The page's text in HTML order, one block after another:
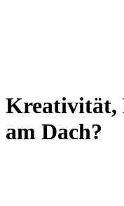
Kreativität,
am Dach?